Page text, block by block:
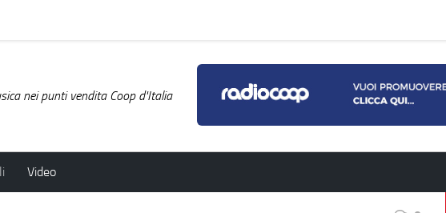
nei punti vendita Coop d'Italia
Video